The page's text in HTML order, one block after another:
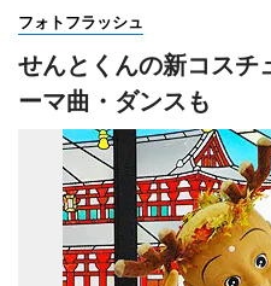
フォトフラッシュ
せんとくんの新コスチ
ーマ曲・ダンスも